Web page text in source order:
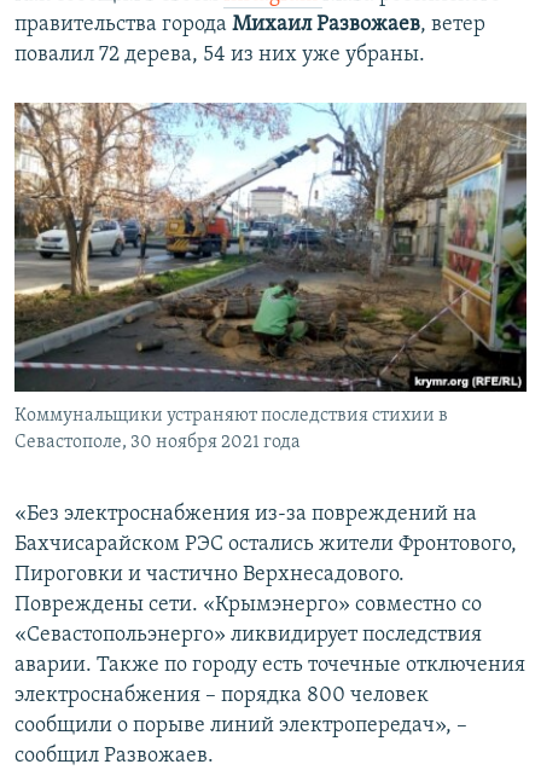
правительства города Михаил Развожаев, ветер
повалил 72 дерева, 54 из них уже убраны.
Коммунальщики устраняют последствия стихии в
Севастополе, 30 ноября 2021 года
«Без электроснабжения из-за повреждений на
Бахчисарайском РЭС остались жители Фронтового,
Пироговки и частично Верхнесадового.
Повреждены сети. «Крымэнерго» совместно со
«Севастопольэнерго» ликвидирует последствия
аварии. Также по городу есть точечные отключения
электроснабжения – порядка 800 человек
сообщили о порыве линий электропередач», –
сообщил Развожаев.